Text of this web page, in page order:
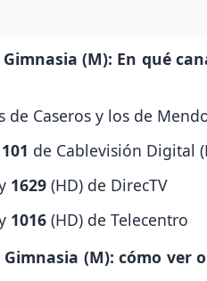
(M): En qué
de Caseros y los de
101 de Cablevisión Digital
1629 (HD) de DirecTV
1016 (HD) de Telecentro
Gimnasia (M): cómo